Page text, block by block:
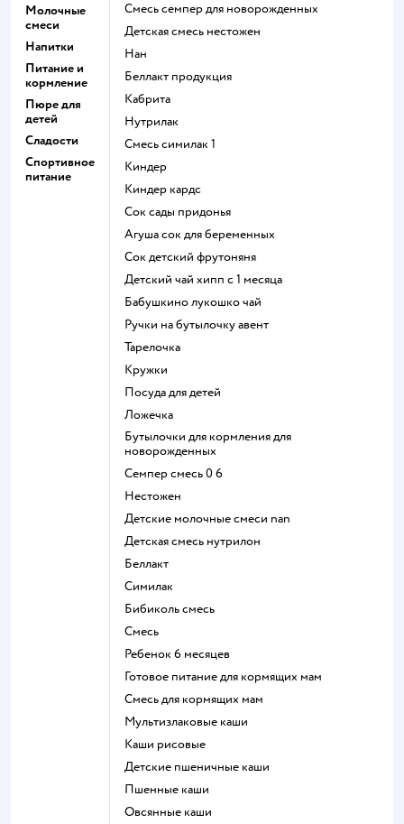
Молочные
смеси
Напитки
Питание и
кормление
Пюре для
детей
Сладости
Спортивное
питание
смесь семпер для новорожденных
детская смесь нестожен
нан
беллакт продукция
кабрита
нутрилак
смесь симилак 1
киндер
киндер кардс
сок сады придонья
агуша сок для беременных
сок детский фрутоняня
детский чай хипп с 1 месяца
бабушкино лукошко чай
ручки на бутылочку авент
тарелочка
кружки
посуда для детей
ложечка
бутылочки для кормления для
новорожденных
семпер смесь 0 6
нестожен
Детские молочные смеси nan
детская смесь нутрилон
беллакт
симилак
бибиколь смесь
смесь
ребенок 6 месяцев
готовое питание для кормящих мам
смесь для кормящих мам
Мультизлаковые каши
Каши рисовые
Детские пшеничные каши
Пшенные каши
овсянные каши